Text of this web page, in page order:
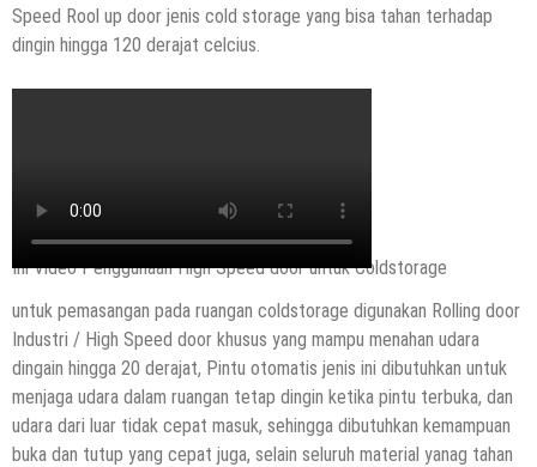
Speed Rool up door jenis cold storage yang bisa tahan terhadap
dingin hingga 120 derajat celcius.
Ini Video Penggunaan High Speed door untuk Coldstorage
untuk pemasangan pada ruangan coldstorage digunakan Rolling door
Industri / High Speed door khusus yang mampu menahan udara
dingain hingga 20 derajat, Pintu otomatis jenis ini dibutuhkan untuk
menjaga udara dalam ruangan tetap dingin ketika pintu terbuka, dan
udara dari luar tidak cepat masuk, sehingga dibutuhkan kemampuan
buka dan tutup yang cepat juga, selain seluruh material yanag tahan